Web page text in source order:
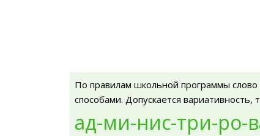
По правилам школьной программы
способами. Допускается
ад-ми-нис-три-ро-